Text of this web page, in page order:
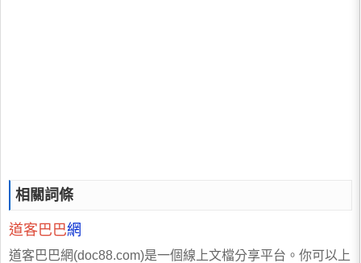
相關詞條
道客巴巴網
道客巴巴網(doc88.com)是一個線上文檔分享平台。你可以上